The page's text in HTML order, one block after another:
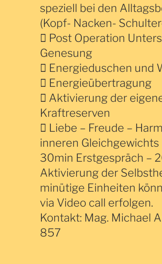
speziell bei den
(Kopf- Nacken-
 Post Operation
Genesung
 Energieduschen und
 Energieübertragung
 Aktivierung der
Kraftreserven
 Liebe – Freude –
inneren Gleichgewichts
30min Erstgespräch –
Aktivierung der
minütige Einheiten
via Video call erfolgen.
Kontakt: Mag. Michael
857